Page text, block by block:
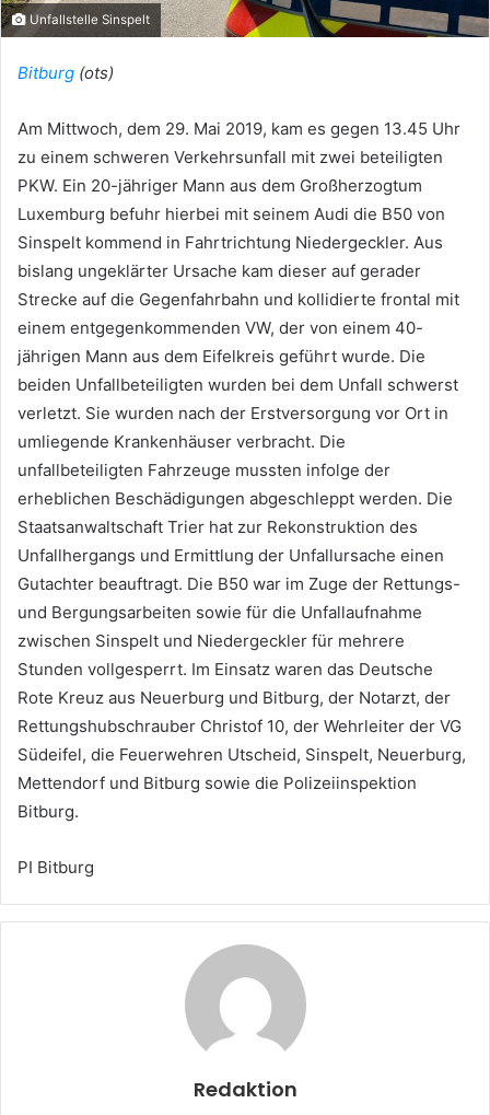
Unfallstelle Sinspelt
Bitburg (ots)
Am Mittwoch, dem 29. Mai 2019, kam es gegen 13.45 Uhr
zu einem schweren Verkehrsunfall mit zwei beteiligten
PKW. Ein 20-jähriger Mann aus dem Großherzogtum
Luxemburg befuhr hierbei mit seinem Audi die B50 von
Sinspelt kommend in Fahrtrichtung Niedergeckler. Aus
bislang ungeklärter Ursache kam dieser auf gerader
Strecke auf die Gegenfahrbahn und kollidierte frontal mit
einem entgegenkommenden VW, der von einem 40-
jährigen Mann aus dem Eifelkreis geführt wurde. Die
beiden Unfallbeteiligten wurden bei dem Unfall schwerst
verletzt. Sie wurden nach der Erstversorgung vor Ort in
umliegende Krankenhäuser verbracht. Die
unfallbeteiligten Fahrzeuge mussten infolge der
erheblichen Beschädigungen abgeschleppt werden. Die
Staatsanwaltschaft Trier hat zur Rekonstruktion des
Unfallhergangs und Ermittlung der Unfallursache einen
Gutachter beauftragt. Die B50 war im Zuge der Rettungs-
und Bergungsarbeiten sowie für die Unfallaufnahme
zwischen Sinspelt und Niedergeckler für mehrere
Stunden vollgesperrt. Im Einsatz waren das Deutsche
Rote Kreuz aus Neuerburg und Bitburg, der Notarzt, der
Rettungshubschrauber Christof 10, der Wehrleiter der VG
Südeifel, die Feuerwehren Utscheid, Sinspelt, Neuerburg,
Mettendorf und Bitburg sowie die Polizeiinspektion
Bitburg.
PI Bitburg
Redaktion